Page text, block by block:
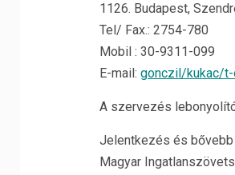
1126. Budapest,
Tel/ Fax.: 2754-780
Mobil : 30-9311-099
E-mail: gonczil/kukac/t-
A szervezés
Jelentkezés és bővebb
Magyar